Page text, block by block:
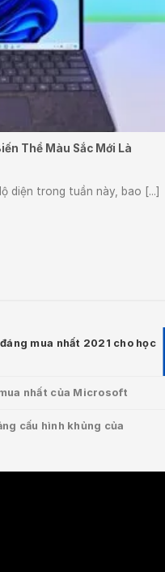
Thể Màu Sắc Mới Là
diện trong tuần này, bao [...]
mua nhất 2021 cho học
nhất của Microsoft
cấu hình khủng của